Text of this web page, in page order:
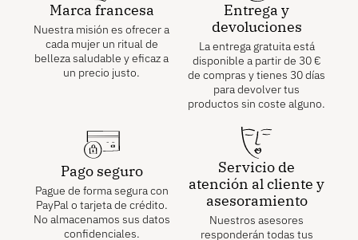
Marca francesa
Nuestra misión es ofrecer a
cada mujer un ritual de
belleza saludable y eficaz a
un precio justo.
Entrega y
devoluciones
La entrega gratuita está
disponible a partir de 30 €
de compras y tienes 30 días
para devolver tus
productos sin coste alguno.
Pago seguro
Pague de forma segura con
PayPal o tarjeta de crédito.
No almacenamos sus datos
confidenciales.
Servicio de
atención al cliente y
asesoramiento
Nuestros asesores
responderán todas tus